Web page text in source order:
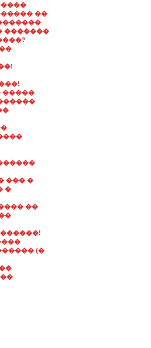
��
�������
�����
��� �
�
��
(�